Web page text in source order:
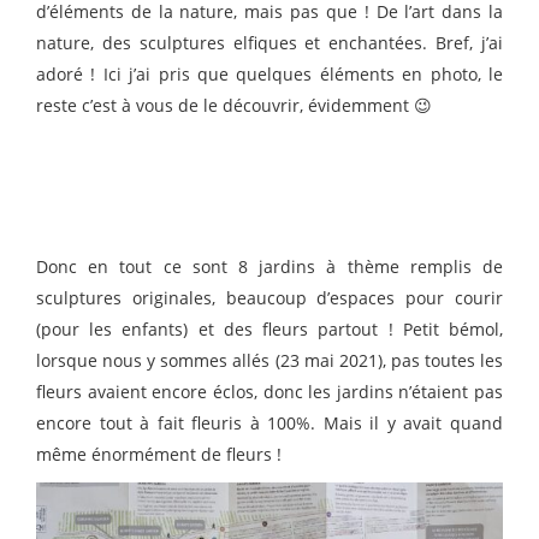
d’éléments de la nature, mais pas que ! De l’art dans la
nature, des sculptures elfiques et enchantées. Bref, j’ai
adoré ! Ici j’ai pris que quelques éléments en photo, le
reste c’est à vous de le découvrir, évidemment 😉
Donc en tout ce sont 8 jardins à thème remplis de
sculptures originales, beaucoup d’espaces pour courir
(pour les enfants) et des fleurs partout ! Petit bémol,
lorsque nous y sommes allés (23 mai 2021), pas toutes les
fleurs avaient encore éclos, donc les jardins n’étaient pas
encore tout à fait fleuris à 100%. Mais il y avait quand
même énormément de fleurs !